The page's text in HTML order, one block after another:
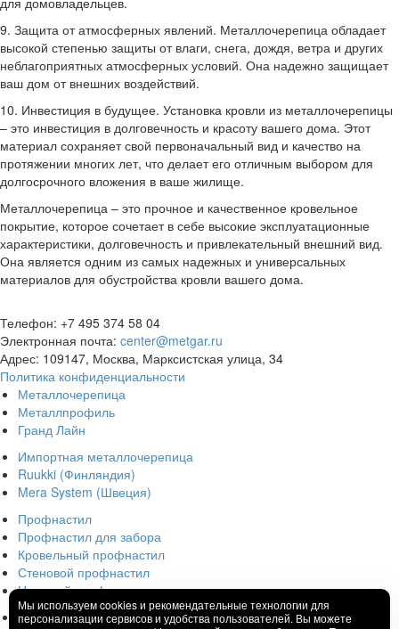
9. Защита от атмосферных явлений. Металлочерепица обладает
высокой степенью защиты от влаги, снега, дождя, ветра и других
неблагоприятных атмосферных условий. Она надежно защищает
ваш дом от внешних воздействий.
10. Инвестиция в будущее. Установка кровли из металлочерепицы
– это инвестиция в долговечность и красоту вашего дома. Этот
материал сохраняет свой первоначальный вид и качество на
протяжении многих лет, что делает его отличным выбором для
долгосрочного вложения в ваше жилище.
Металлочерепица – это прочное и качественное кровельное
покрытие, которое сочетает в себе высокие эксплуатационные
характеристики, долговечность и привлекательный внешний вид.
Она является одним из самых надежных и универсальных
материалов для обустройства кровли вашего дома.
Телефон: +7 495 374 58 04
Электронная почта: center@metgar.ru
Адрес: 109147, Москва, Марксистская улица, 34
Политика конфиденциальности
Металлочерепица
Металлпрофиль
Гранд Лайн
Импортная металлочерепица
Ruukki (Финляндия)
Mera System (Швеция)
Профнастил
Профнастил для забора
Кровельный профнастил
Стеновой профнастил
Несущий профнастил
Металлический штакетник
Мы используем cookies и рекомендательные технологии для
персонализации сервисов и удобства пользователей. Вы можете